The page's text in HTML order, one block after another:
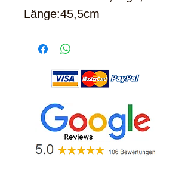
Länge:45,5cm